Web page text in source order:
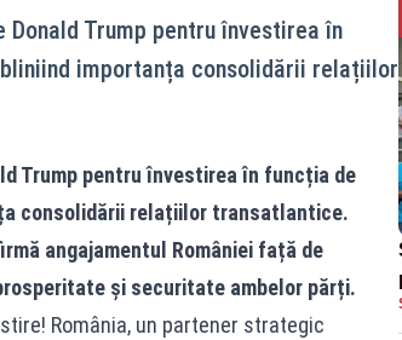
Trump pentru învestirea în
importanța consolidării relațiilor
Trump pentru învestirea în funcția de
consolidării relațiilor transatlantice.
angajamentul României față de
și securitate ambelor părți.
România, un partener strategic